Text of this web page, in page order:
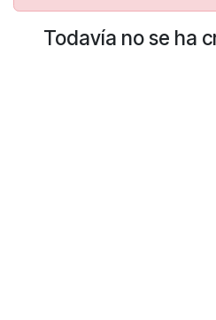
Todavía no se ha